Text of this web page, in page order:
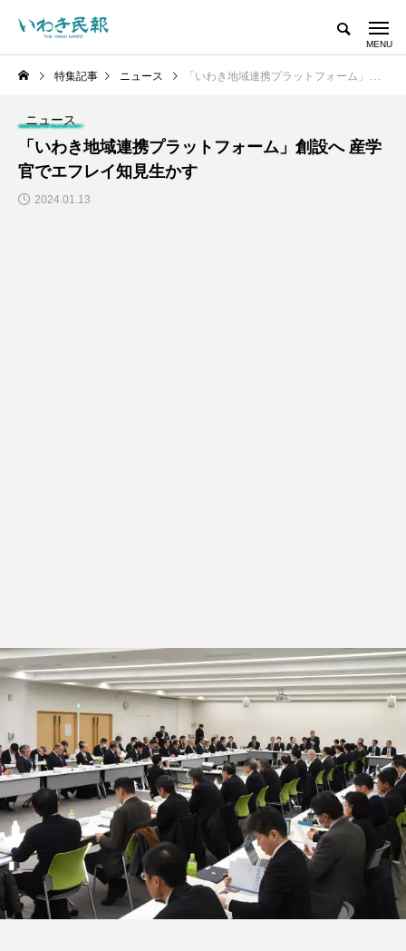
特集記事 ニュース 「いわき地域連携プラットフォーム」創設へ 産学官でエフレイ知見生かす
ニュース
「いわき地域連携プラットフォーム」創設へ 産学
官でエフレイ知見生かす
2024.01.13